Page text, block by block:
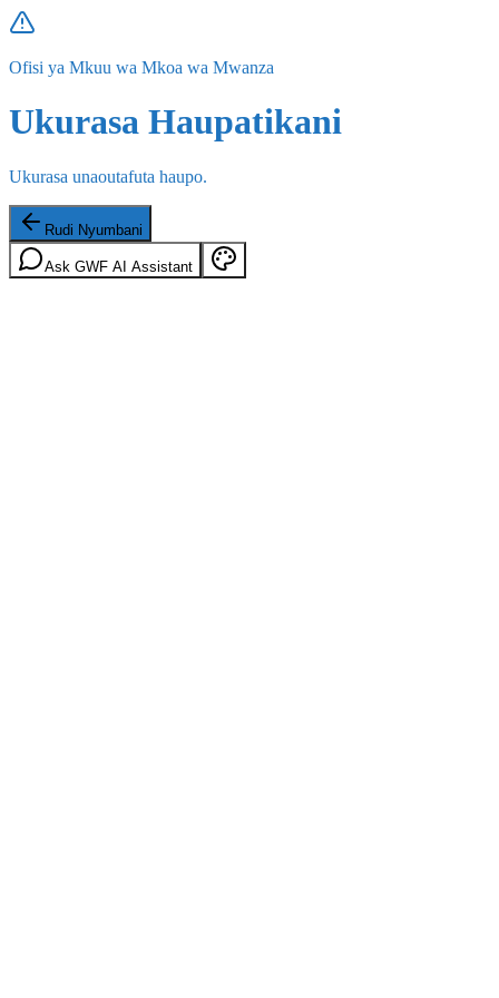
Ofisi ya Mkuu wa Mkoa wa Mwanza
Ukurasa Haupatikani
Ukurasa unaoutafuta haupo.
Rudi Nyumbani
Ask GWF AI Assistant